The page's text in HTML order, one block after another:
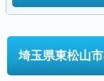
埼玉県東松山